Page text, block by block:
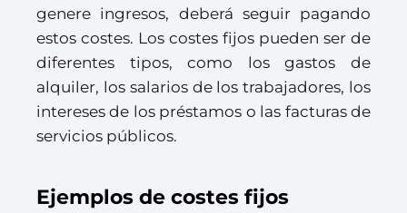
genere ingresos, deberá seguir pagando
estos costes. Los costes fijos pueden ser de
diferentes tipos, como los gastos de
alquiler, los salarios de los trabajadores, los
intereses de los préstamos o las facturas de
servicios públicos.
Ejemplos de costes fijos